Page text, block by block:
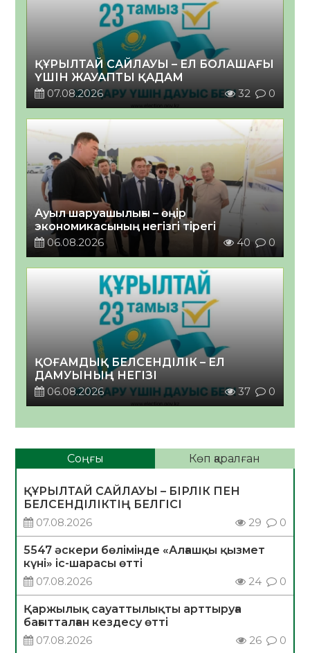
ҚҰРЫЛТАЙ САЙЛАУЫ – ЕЛ БОЛАШАҒЫ
ҮШІН ЖАУАПТЫ ҚАДАМ
07.08.2026
32 0
Ауыл шаруашылығы – өңір
экономикасының негізгі тірегі
06.08.2026
40 0
ҚОҒАМДЫҚ БЕЛСЕНДІЛІК – ЕЛ
ДАМУЫНЫҢ НЕГІЗІ
06.08.2026
37 0
Соңғы Көп қаралған
ҚҰРЫЛТАЙ САЙЛАУЫ – БІРЛІК ПЕН
БЕЛСЕНДІЛІКТІҢ БЕЛГІСІ
07.08.2026
29 0
5547 әскери бөлімінде «Алғашқы қызмет
күні» іс-шарасы өтті
07.08.2026
24 0
Қаржылық сауаттылықты арттыруға
бағытталған кездесу өтті
07.08.2026
26 0